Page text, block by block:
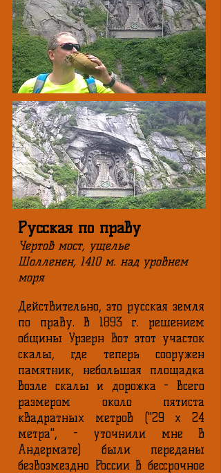
Русская по праву
Чертов мост, ущелье
Шолленен, 1410 м. над уровнем
моря
Действительно, это русская земля
по праву. В 1893 г. решением
общины Урзерн вот этот участок
скалы, где теперь сооружен
памятник, небольшая площадка
возле скалы и дорожка - всего
размером около пятиста
квадратных метров ("29 х 24
метра", - уточнили мне в
Андермате) были переданы
безвозмездно России в бессрочное